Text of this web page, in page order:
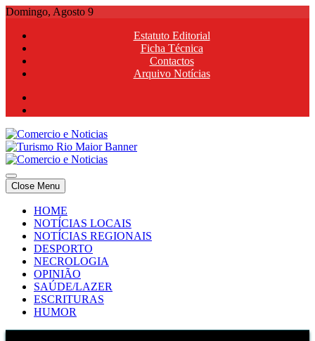
Skip
content
Domingo, Agosto 9
Estatuto Editorial
Ficha Técnica
Contactos
Arquivo Notícias
Comercio e Noticias
Notícias e Publicidade Online
Comercio e Noticias
Notícias e Publicidade Online
Close Menu
HOME
NOTÍCIAS LOCAIS
NOTÍCIAS REGIONAIS
DESPORTO
NECROLOGIA
OPINIÃO
SAÚDE/LAZER
ESCRITURAS
HUMOR